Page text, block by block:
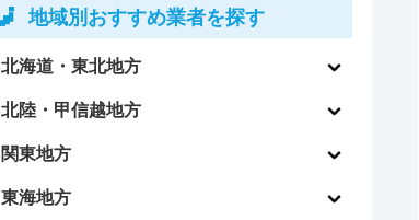
4.8
（410件）
地域別おすすめ業者を探す
北海道・東北地方
北陸・甲信越地方
関東地方
東海地方